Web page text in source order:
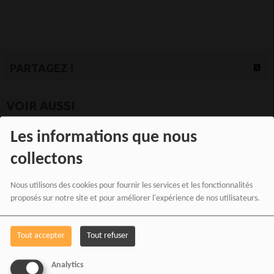
Les informations que nous
collectons
Nous utilisons des cookies pour fournir les services et les fonctionnalités
proposés sur notre site et pour améliorer l'expérience de nos utilisateurs.
Tout accepter Tout refuser
Analytics